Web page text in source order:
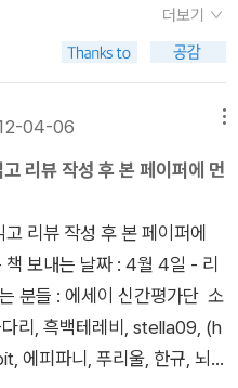
장도 기억에 남습니다. Life is
른 사건) 이 말을 가슴에 새기
에세이 신간평가단 활동을 마
아보면 다음과 같습니다.
생각하면서 머리를 굴리다
어서 참 행복했다 싶습니다.에
이 듭니다.저는 정말 운이 좋
단으로 활동할 수는 없지만 다
더 심했다. 타고난 성실성이
다고나 할까. 재미 보다 성실
신간평가단에는 일말의 희망
비처럼 떨어져 내리는 벗꽃을
고 지나가는 신간평가단 공지
한 구석을 쓸쓸하게 적셔왔
음을 숨기고 싶지 않다. 허나
기도 하다. 그러면 마지막 미
장 좋았던 책으로는 <빌 브라
싶다. 내가 호주를 여행한다
기에. 2) 10기 신간평가단
에 그것이 그들의 천직인 것
냥 행복해 보여서 부러웠던
우연한 기회에 보게 되었다.
그의 사진들의 주는 느낌은 남
것은 말할 것도 없고, 뭐랄까
은 느낌이랄까?사진을 들여
에게 뭔가 계속 말을 걸어오는
던 사진을 찍은 사진작가 '호
었다는 사실을 이 책 <나는
게 되었다. 호시노 미치오<
은 이야기>,<나는 알래스카
더보기
04-06
리뷰 작성 후 본 페이퍼에 먼
리뷰 작성 후 본 페이퍼에
보내는 날짜 : 4월 4일 - 리
분들 : 에세이 신간평가단 소
리, 흑백테레비, stella09, (h
에피파니, 푸리울, 한규, 뇌